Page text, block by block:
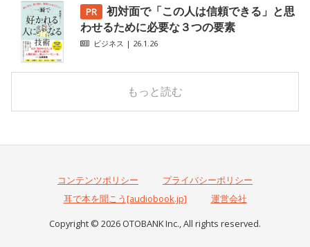
初対面で「この人は信頼できる」と思
わせるために必要な３つの要素
ビジネス | 26.1.26
もっと読む
コンテンツポリシー
プライバシーポリシー
耳で本を聞こう[audiobook.jp]
運営会社
Copyright © 2026 OTOBANK Inc., All rights reserved.